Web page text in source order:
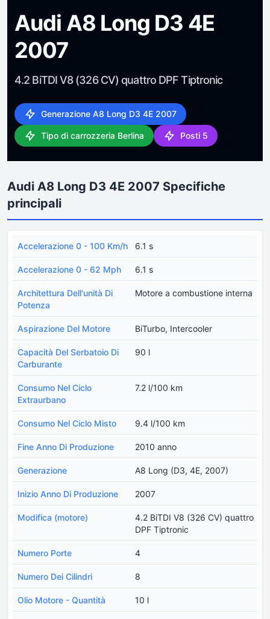
Audi A8 Long D3 4E
2007
4.2 BiTDI V8 (326 CV) quattro DPF Tiptronic
Generazione A8 Long D3 4E 2007
Tipo di carrozzeria Berlina Posti 5
Audi A8 Long D3 4E 2007 Specifiche
principali
Accelerazione 0 - 100 Km/h 6.1 s
Accelerazione 0 - 62 Mph 6.1 s
Architettura Dell'unità Di
Potenza
Motore a combustione interna
Aspirazione Del Motore BiTurbo, Intercooler
Capacità Del Serbatoio Di
Carburante
90 l
Consumo Nel Ciclo
Extraurbano
7.2 l/100 km
Consumo Nel Ciclo Misto 9.4 l/100 km
Fine Anno Di Produzione 2010 anno
Generazione A8 Long (D3, 4E, 2007)
Inizio Anno Di Produzione 2007
Modifica (motore)
4.2 BiTDI V8 (326 CV) quattro
DPF Tiptronic
Numero Porte 4
Numero Dei Cilindri 8
Olio Motore - Quantità 10 l